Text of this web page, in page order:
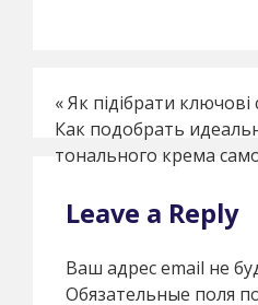
«Як підібрати ключові
Как подобрать
тонального крема
Leave a Reply
Ваш адрес email не
Обязательные поля